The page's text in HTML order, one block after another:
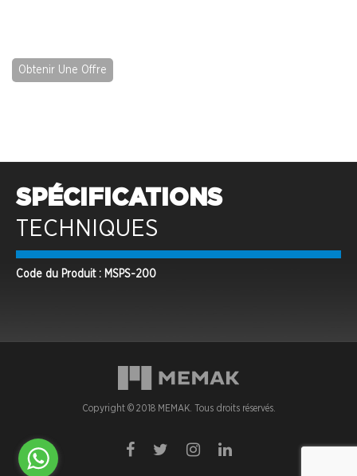
Obtenir Une Offre
SPÉCIFICATIONS
TECHNIQUES
Code du Produit : MSPS-200
Copyright © 2018 MEMAK. Tous droits réservés.